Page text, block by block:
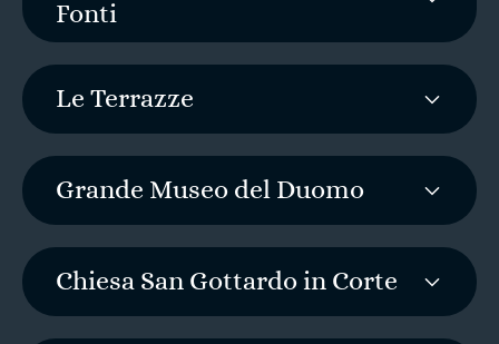
Fonti
Le Terrazze
Grande Museo del Duomo
Chiesa San Gottardo in Corte